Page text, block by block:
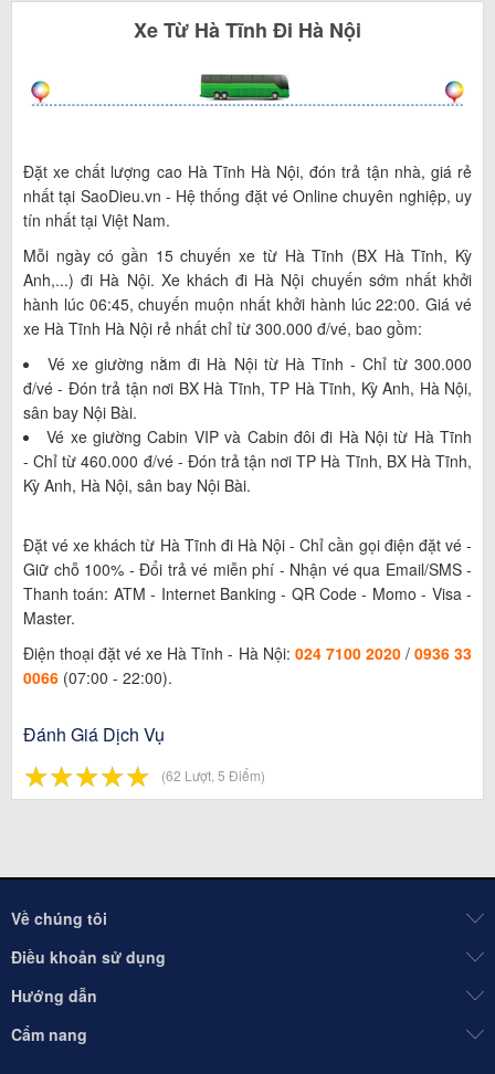
XeTừ Hà Tĩnh Đi Hà Nội
Đặt xe chất lượng cao Hà Tĩnh Hà Nội, đón trả tận nhà, giá rẻ
nhất tại SaoDieu.vn - Hệ thống đặt vé Online chuyên nghiệp, uy
tín nhất tại Việt Nam.
Mỗi ngày có gần 15 chuyến xe từ Hà Tĩnh (BX Hà Tĩnh, Kỳ
Anh,...) đi Hà Nội. Xe khách đi Hà Nội chuyến sớm nhất khởi
hành lúc 06:45, chuyến muộn nhất khởi hành lúc 22:00. Giá vé
xe Hà Tĩnh Hà Nội rẻ nhất chỉ từ 300.000 đ/vé, bao gồm:
Vé xe giường nằm đi Hà Nội từ Hà Tĩnh - Chỉ từ 300.000
đ/vé - Đón trả tận nơi BX Hà Tĩnh, TP Hà Tĩnh, Kỳ Anh, Hà Nội,
sân bay Nội Bài.
Vé xe giường Cabin VIP và Cabin đôi đi Hà Nội từ Hà Tĩnh
- Chỉ từ 460.000 đ/vé - Đón trả tận nơi TP Hà Tĩnh, BX Hà Tĩnh,
Kỳ Anh, Hà Nội, sân bay Nội Bài.
Đặt vé xe khách từ Hà Tĩnh đi Hà Nội - Chỉ cần gọi điện đặt vé -
Giữ chỗ 100% - Đổi trả vé miễn phí - Nhận vé qua Email/SMS -
Thanh toán: ATM - Internet Banking - QR Code - Momo - Visa -
Master.
Điện thoại đặt vé xe Hà Tĩnh - Hà Nội: 024 7100 2020/ 0936 33
0066 (07:00 - 22:00).
Đánh Giá Dịch Vụ
☆☆☆☆☆
★★★★★ (62 Lượt, 5 Điểm)
Về chúng tôi
Điều khoản sử dụng
Hướng dẫn
Cẩm nang